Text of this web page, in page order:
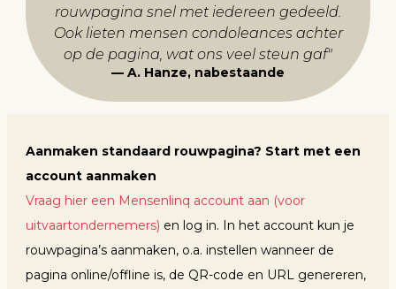
rouwpagina snel met iedereen gedeeld.
Ook lieten mensen condoleances achter
op de pagina, wat ons veel steun gaf"
A. Hanze, nabestaande
Aanmaken standaard rouwpagina? Start met een
account aanmaken
Vraag hier een Mensenlinq account aan (voor
uitvaartondernemers) en log in. In het account kun je
rouwpagina’s aanmaken, o.a. instellen wanneer de
pagina online/offline is, de QR-code en URL genereren,